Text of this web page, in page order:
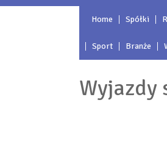
Home Spółki
Sport Branże
Wyjazdy